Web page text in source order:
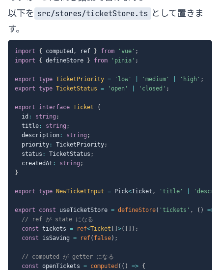
以下を src/stores/ticketStore.ts として置きま
す。
import { computed , ref } from 'vue' ;
import
{ defineStore } from 'pinia' ;
export type TicketPriority = 'low' 'medium' 'high' ;
export type TicketStatus = 'open' 'closed' ;
export interface Ticket
{
  id
: string ;
  title
: string ;
  description
: string ;
  priority
: TicketPriority;
  status
: TicketStatus ;
  createdAt
: string ;
}
export type NewTicketInput = Pick<Ticket , 'title'
export const useTicketStore = defineStore( 'tickets' , ( ) =>
// ref が state になる
const tickets = ref<Ticket >( ) ;
const isSaving = ref( false) ;
// computed が getter になる
const openTickets = computed ( ( ) => {